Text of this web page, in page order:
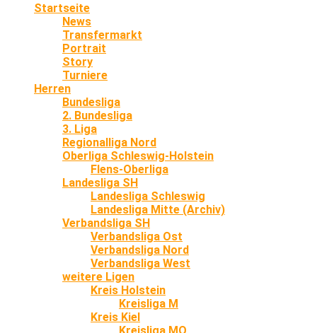
Startseite
News
Transfermarkt
Portrait
Story
Turniere
Herren
Bundesliga
2. Bundesliga
3. Liga
Regionalliga Nord
Oberliga Schleswig-Holstein
Flens-Oberliga
Landesliga SH
Landesliga Schleswig
Landesliga Mitte (Archiv)
Verbandsliga SH
Verbandsliga Ost
Verbandsliga Nord
Verbandsliga West
weitere Ligen
Kreis Holstein
Kreisliga M
Kreis Kiel
Kreisliga MO